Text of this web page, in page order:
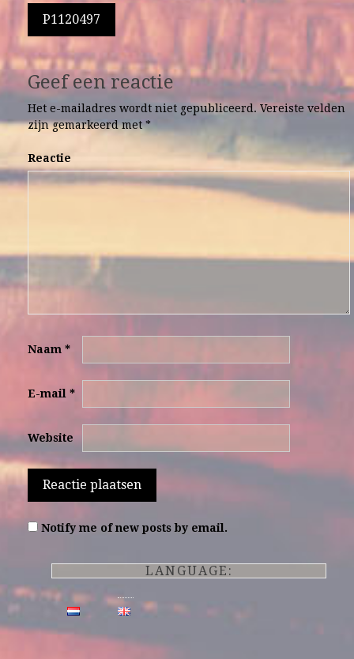
Berichtnavigatie
P1120497
Geef een reactie
Het e-mailadres wordt niet gepubliceerd. Vereiste velden
zijn gemarkeerd met*
Reactie
Naam *
E-mail *
Website
Notify me of new posts by email.
LANGUAGE: